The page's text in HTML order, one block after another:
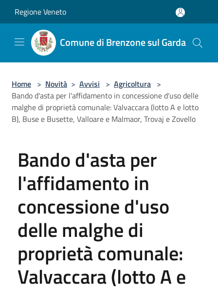
Regione Veneto
Comune di Brenzone sul Garda
Home > Novità > Avvisi > Agricoltura >
Bando d'asta per l'affidamento in concessione d'uso delle
malghe di proprietà comunale: Valvaccara (lotto A e lotto
B), Buse e Busette, Valloare e Malmaor, Trovaj e Zovello
Bando d'asta per
l'affidamento in
concessione d'uso
delle malghe di
proprietà comunale:
Valvaccara (lotto A e